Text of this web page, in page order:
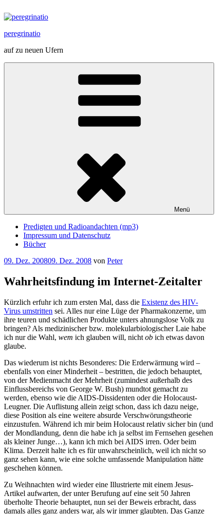
Inhalt
peregrinatio
auf zu neuen Ufern
Menü
Predigten und Radioandachten (mp3)
Impressum und Datenschutz
Bücher
Veröffentlicht
09. Dez. 200809. Dez. 2008 von Peter
Wahrheitsfindung im Internet-Zeitalter
Kürzlich erfuhr ich zum ersten Mal, dass die Existenz des HIV-
Virus umstritten sei. Alles nur eine Lüge der Pharmakonzerne, um
ihre teuren und schädlichen Produkte unters ahnungslose Volk zu
bringen? Als medizinischer bzw. molekularbiologischer Laie habe
ich nur die Wahl, wem ich glauben will, nicht ob ich etwas davon
glaube.
Das wiederum ist nichts Besonderes: Die Erderwärmung wird –
ebenfalls von einer Minderheit – bestritten, die jedoch behauptet,
von der Medienmacht der Mehrheit (zumindest außerhalb des
Einflussbereichs von George W. Bush) mundtot gemacht zu
werden, ebenso wie die AIDS-Dissidenten oder die Holocaust-
Leugner. Die Auflistung allein zeigt schon, dass ich dazu neige,
diese Position als eine weitere absurde Verschwörungstheorie
einzustufen. Während ich mir beim Holocaust relativ sicher bin (und
der Mondlandung, denn die habe ich ja selbst im Fernsehen gesehen
als kleiner Junge…), kann ich mich bei AIDS irren. Oder beim
Klima. Derzeit halte ich es für unwahrscheinlich, weil ich nicht so
ganz sehen kann, wie eine solche umfassende Manipulation hätte
geschehen können.
Zu Weihnachten wird wieder eine Illustrierte mit einem Jesus-
Artikel aufwarten, der unter Berufung auf eine seit 50 Jahren
überholte Theorie behauptet, nun sei der Beweis erbracht, dass
damals alles ganz anders war, als wir immer glaubten. Das Ganze